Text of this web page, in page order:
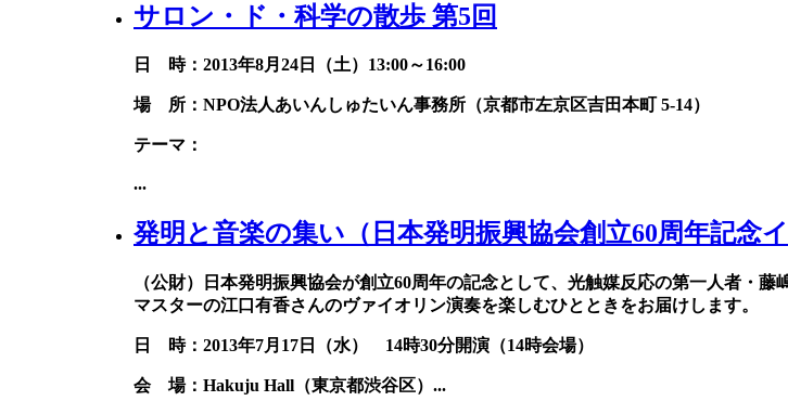
サロン・ド・科学の散歩 第5回
日 時：2013年8月24日（土）13:00～16:00
場 所：NPO法人あいんしゅたいん事務所（京都市左京区吉田本町 5-14）
テーマ：
...
発明と音楽の集い（日本発明振​興協会創立60周年記​念イ
（公財）日本発明振興協会が創立60周年の記念として、光触媒反応の第一人者・
マスターの江口有香さんのヴァイオリン演奏を楽しむひとときをお届けします。
日 時：2013年7月17日（水） 14時30分開演（14時会場）
会 場：Hakuju Hall（東京都渋谷区） ...